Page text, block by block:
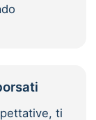
ti